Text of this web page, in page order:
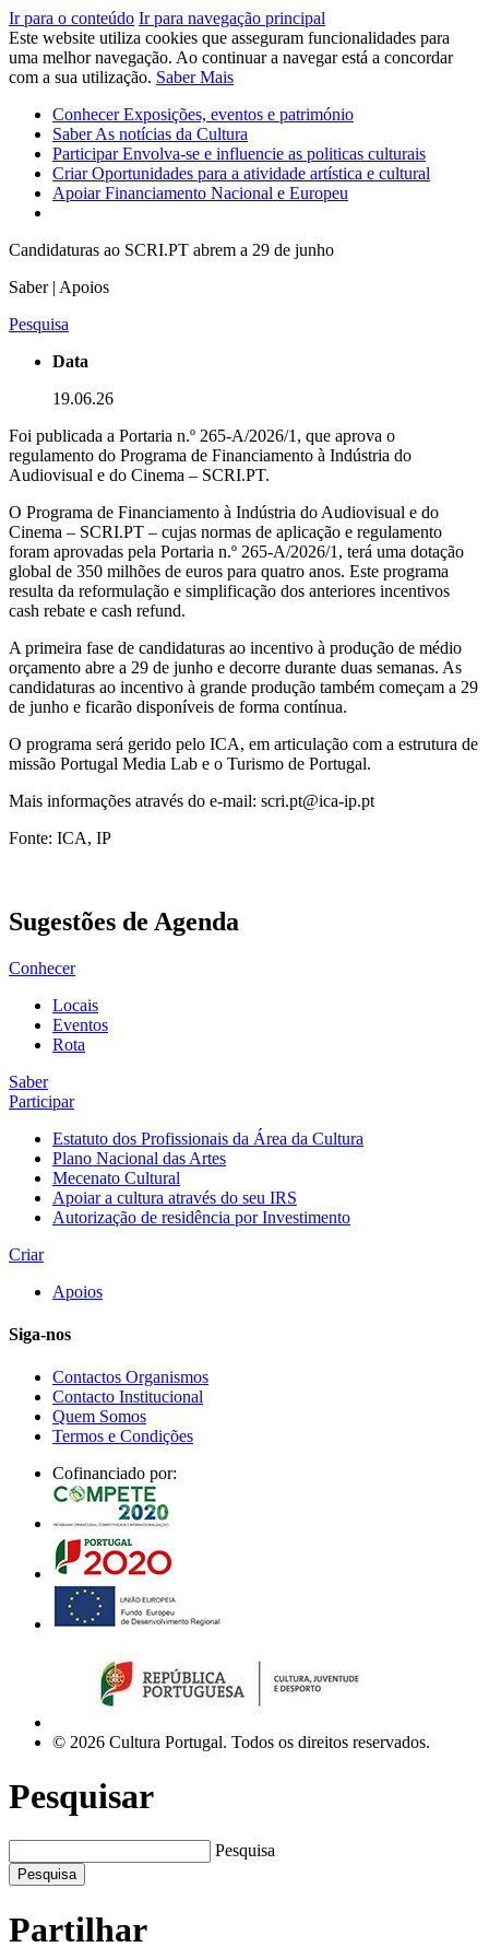
Ir para o conteúdo Ir para navegação principal
Este website utiliza cookies que asseguram funcionalidades para
uma melhor navegação. Ao continuar a navegar está a concordar
com a sua utilização. Saber Mais
ConhecerExposições, eventos e património
SaberAs notícias da Cultura
ParticiparEnvolva-se e influencie as politicas culturais
CriarOportunidades para a atividade artística e cultural
ApoiarFinanciamento Nacional e Europeu
Candidaturas ao SCRI.PT abrem a 29 de junho
Saber | Apoios
Pesquisa
Data
19.06.26
Foi publicada a Portaria n.º 265-A/2026/1, que aprova o
regulamento do Programa de Financiamento à Indústria do
Audiovisual e do Cinema – SCRI.PT.
O Programa de Financiamento à Indústria do Audiovisual e do
Cinema – SCRI.PT – cujas normas de aplicação e regulamento
foram aprovadas pela Portaria n.º 265-A/2026/1, terá uma dotação
global de 350 milhões de euros para quatro anos. Este programa
resulta da reformulação e simplificação dos anteriores incentivos
cash rebate e cash refund.
A primeira fase de candidaturas ao incentivo à produção de médio
orçamento abre a 29 de junho e decorre durante duas semanas. As
candidaturas ao incentivo à grande produção também começam a 29
de junho e ficarão disponíveis de forma contínua.
O programa será gerido pelo ICA, em articulação com a estrutura de
missão Portugal Media Lab e o Turismo de Portugal.
Mais informações através do e-mail: scri.pt@ica-ip.pt
Fonte: ICA, IP
Sugestões de Agenda
Conhecer
Locais
Eventos
Rota
Saber
Participar
Estatuto dos Profissionais da Área da Cultura
Plano Nacional das Artes
Mecenato Cultural
Apoiar a cultura através do seu IRS
Autorização de residência por Investimento
Criar
Apoios
Siga-nos
Contactos Organismos
Contacto Institucional
Quem Somos
Termos e Condições
Cofinanciado por:
© 2026 Cultura Portugal. Todos os direitos reservados.
Pesquisar
Pesquisa
Pesquisa
Partilhar